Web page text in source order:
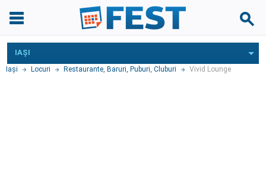
IAŞI
Iaşi Locuri Restaurante, Baruri, Puburi, Cluburi Vivid Lounge